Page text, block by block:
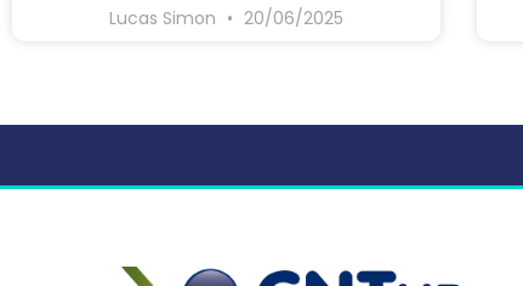
Lucas Simon 20/06/2025